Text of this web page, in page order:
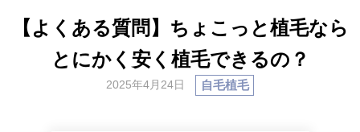
【よくある質問】ちょこっと植毛なら
とにかく安く植毛できるの？
2025年4月24日 自毛植毛